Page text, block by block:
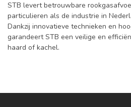
STB levert betrouwbare
particulieren als de industrie in
Dankzij innovatieve technieken en
garandeert STB een veilige en
haard of kachel.